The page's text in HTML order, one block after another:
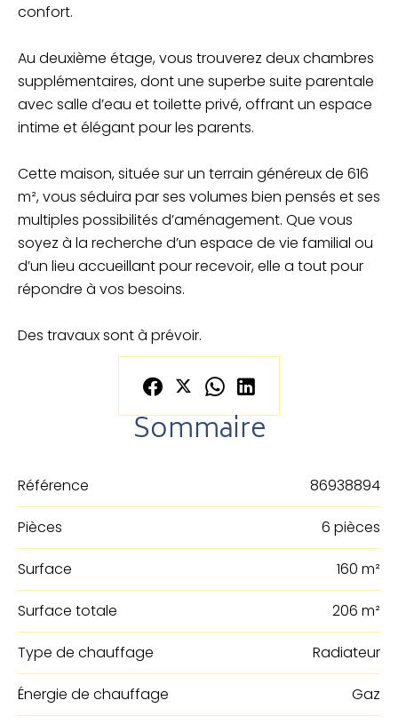
confort.
Au deuxième étage, vous trouverez deux chambres
supplémentaires, dont une superbe suite parentale
avec salle d’eau et toilette privé, offrant un espace
intime et élégant pour les parents.
Cette maison, située sur un terrain généreux de 616
m², vous séduira par ses volumes bien pensés et ses
multiples possibilités d’aménagement. Que vous
soyez à la recherche d’un espace de vie familial ou
d’un lieu accueillant pour recevoir, elle a tout pour
répondre à vos besoins.
Des travaux sont à prévoir.
Sommaire
Référence 86938894
Pièces 6 pièces
Surface 160 m²
Surface totale 206 m²
Type de chauffage Radiateur
Énergie de chauffage Gaz